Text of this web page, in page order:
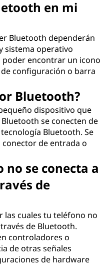
en mi
Bluetooth dependerán
sistema operativo
poder encontrar un icono
configuración o barra
Bluetooth?
dispositivo que
se conecten de
Bluetooth. Se
de entrada o
no se conecta a
de
las cuales tu teléfono no
de Bluetooth.
controladores o
de otras señales
de hardware